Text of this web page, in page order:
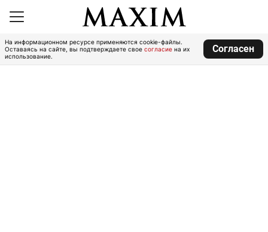
На информационном ресурсе применяются cookie-файлы.
Оставаясь на сайте, вы подтверждаете свое согласие на их
использование.
Согласен